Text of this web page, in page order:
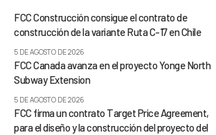
FCC Construcción consigue el contrato de
construcción de la variante Ruta C-17 en Chile
5 DE AGOSTO DE 2026
FCC Canada avanza en el proyecto Yonge North
Subway Extension
5 DE AGOSTO DE 2026
FCC firma un contrato Target Price Agreement,
para el diseño y la construcción del proyecto del